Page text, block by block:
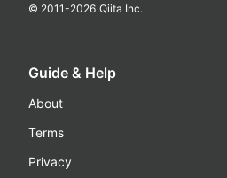
© 2011-2026 Qiita Inc.
Guide & Help
About
Terms
Privacy